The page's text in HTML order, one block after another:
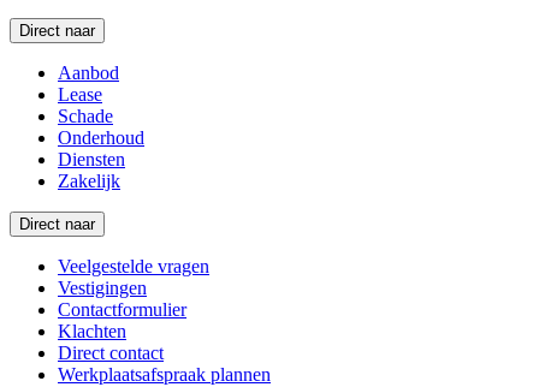
Direct naar
Aanbod
Lease
Schade
Onderhoud
Diensten
Zakelijk
Direct naar
Veelgestelde vragen
Vestigingen
Contactformulier
Klachten
Direct contact
Werkplaatsafspraak plannen